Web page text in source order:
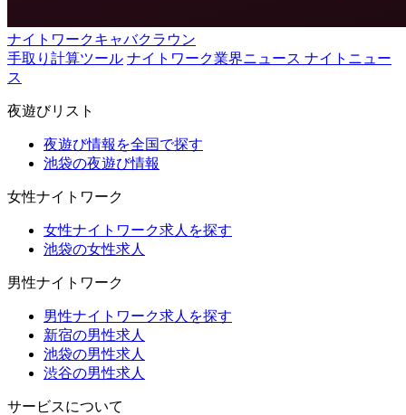
ナイトワークキャバクラウン
手取り計算ツール ナイトワーク業界ニュース ナイトニュー
ス
夜遊びリスト
夜遊び情報を全国で探す
池袋の夜遊び情報
女性ナイトワーク
女性ナイトワーク求人を探す
池袋の女性求人
男性ナイトワーク
男性ナイトワーク求人を探す
新宿の男性求人
池袋の男性求人
渋谷の男性求人
サービスについて